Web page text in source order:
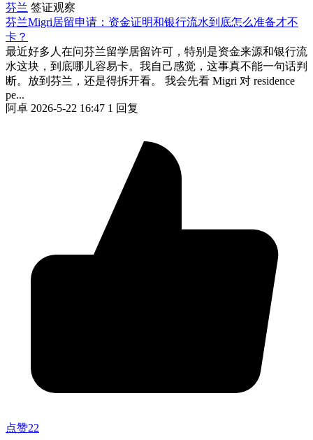
芬兰 签证观察
芬兰Migri居留申请：资金证明和银行流水到底怎么准备才不
卡？
最近好多人在问芬兰留学居留许可，特别是资金来源和银行流
水这块，到底哪儿容易卡。我自己感觉，这事真不能一句话判
断。放到芬兰，还是得拆开看。 我会先看 Migri 对 residence
pe...
阿卓 2026-5-22 16:47 1 回复
点赞22